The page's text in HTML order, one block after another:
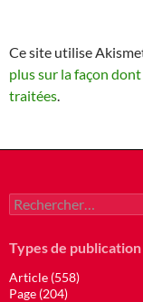
Ce site utilise
plus sur la façon
traitées
Rechercher :
Types de publication
Article (558)
Page (204)